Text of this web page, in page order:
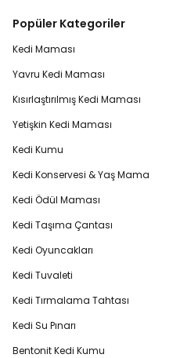
Popüler Kategoriler
Kedi Maması
Yavru Kedi Maması
Kısırlaştırılmış Kedi Maması
Yetişkin Kedi Maması
Kedi Kumu
Kedi Konservesi & Yaş Mama
Kedi Ödül Maması
Kedi Taşıma Çantası
Kedi Oyuncakları
Kedi Tuvaleti
Kedi Tırmalama Tahtası
Kedi Su Pınarı
Bentonit Kedi Kumu